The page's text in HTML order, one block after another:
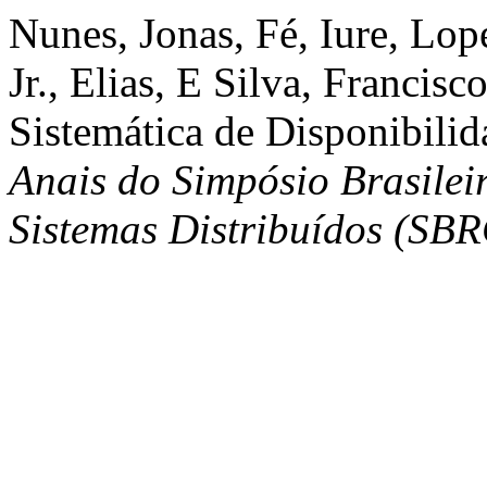
Nunes, Jonas, Fé, Iure,
Jr., Elias, E Silva,
Sistemática de
Anais do Simpósio
Sistemas Distribuídos